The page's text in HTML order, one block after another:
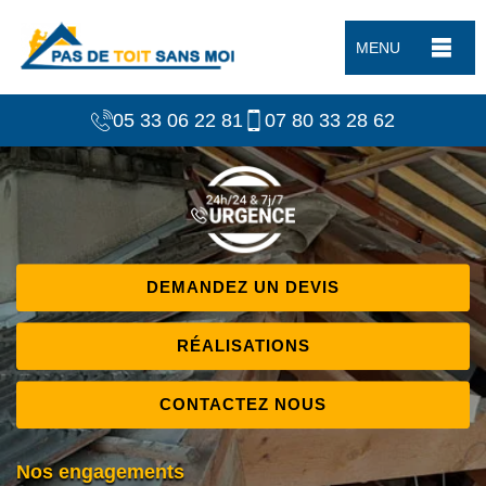
MENU
05 33 06 22 81 07 80 33 28 62
DEMANDEZ UN DEVIS
RÉALISATIONS
CONTACTEZ NOUS
Nos engagements